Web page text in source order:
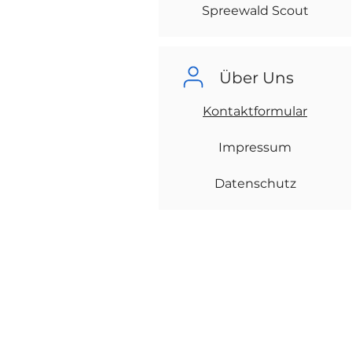
Spreewald Scout
Über Uns
Kontaktformular
Impressum
Datenschutz